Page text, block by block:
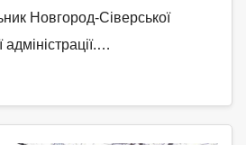
Новгород-Сіверської
адміністрації.…